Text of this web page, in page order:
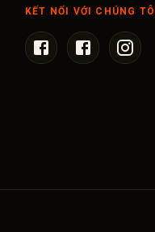
KẾT NỐI VỚI CHÚNG TÔI